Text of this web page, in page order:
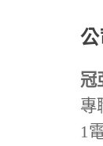
公
冠
專
1